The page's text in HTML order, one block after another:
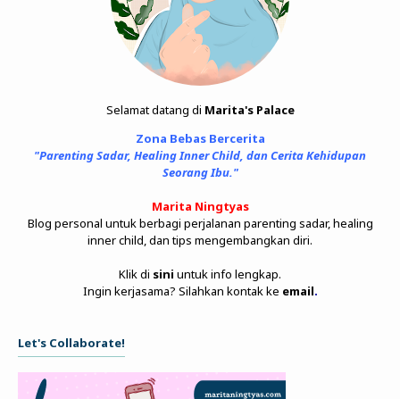
Selamat datang di Marita's Palace
Zona Bebas Bercerita
"Parenting Sadar, Healing Inner Child, dan Cerita Kehidupan
Seorang Ibu."
Marita Ningtyas
Blog personal untuk berbagi perjalanan parenting sadar, healing
inner child, dan tips mengembangkan diri.
Klik di sini untuk info lengkap.
Ingin kerjasama? Silahkan kontak ke email.
Let's Collaborate!